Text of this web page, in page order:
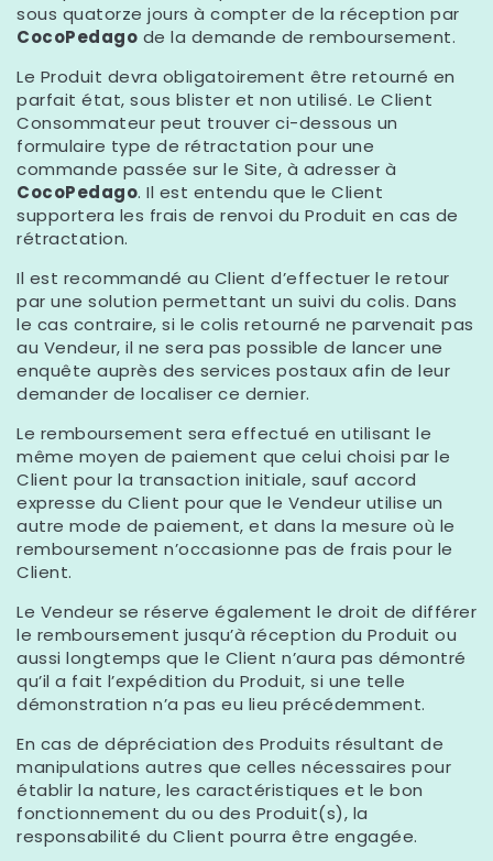
sous quatorze jours à compter de la réception par
CocoPedago de la demande de remboursement.
Le Produit devra obligatoirement être retourné en
parfait état, sous blister et non utilisé. Le Client
Consommateur peut trouver ci-dessous un
formulaire type de rétractation pour une
commande passée sur le Site, à adresser à
CocoPedago. Il est entendu que le Client
supportera les frais de renvoi du Produit en cas de
rétractation.
Il est recommandé au Client d’effectuer le retour
par une solution permettant un suivi du colis. Dans
le cas contraire, si le colis retourné ne parvenait pas
au Vendeur, il ne sera pas possible de lancer une
enquête auprès des services postaux afin de leur
demander de localiser ce dernier.
Le remboursement sera effectué en utilisant le
même moyen de paiement que celui choisi par le
Client pour la transaction initiale, sauf accord
expresse du Client pour que le Vendeur utilise un
autre mode de paiement, et dans la mesure où le
remboursement n’occasionne pas de frais pour le
Client.
Le Vendeur se réserve également le droit de différer
le remboursement jusqu’à réception du Produit ou
aussi longtemps que le Client n’aura pas démontré
qu’il a fait l’expédition du Produit, si une telle
démonstration n’a pas eu lieu précédemment.
En cas de dépréciation des Produits résultant de
manipulations autres que celles nécessaires pour
établir la nature, les caractéristiques et le bon
fonctionnement du ou des Produit(s), la
responsabilité du Client pourra être engagée.